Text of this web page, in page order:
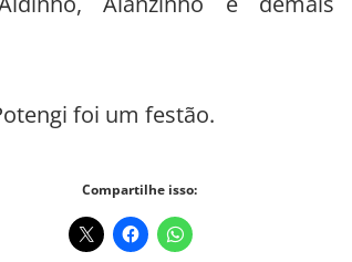
Alanzinho e
foi um festão.
Compartilhe isso: